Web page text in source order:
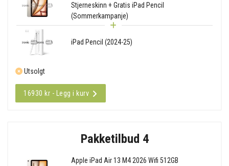
Stjerneskinn + Gratis iPad Pencil
(Sommerkampanje)
iPad Pencil (2024-25)
Utsolgt
16930 kr - Legg i kurv
Pakketilbud 4
Apple iPad Air 13 M4 2026 Wifi 512GB